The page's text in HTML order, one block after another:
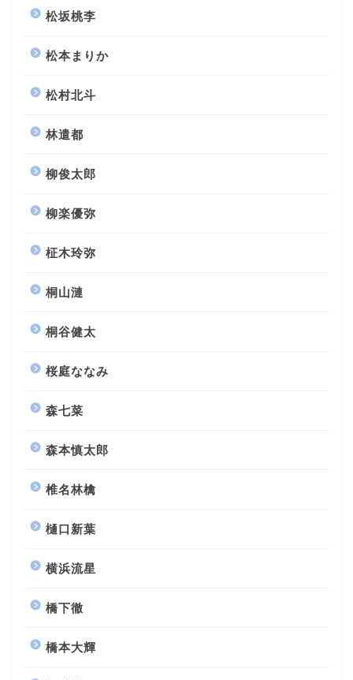
松坂桃李
松本まりか
松村北斗
林遣都
柳俊太郎
柳楽優弥
柾木玲弥
桐山漣
桐谷健太
桜庭ななみ
森七菜
森本慎太郎
椎名林檎
樋口新葉
横浜流星
橋下徹
橋本大輝